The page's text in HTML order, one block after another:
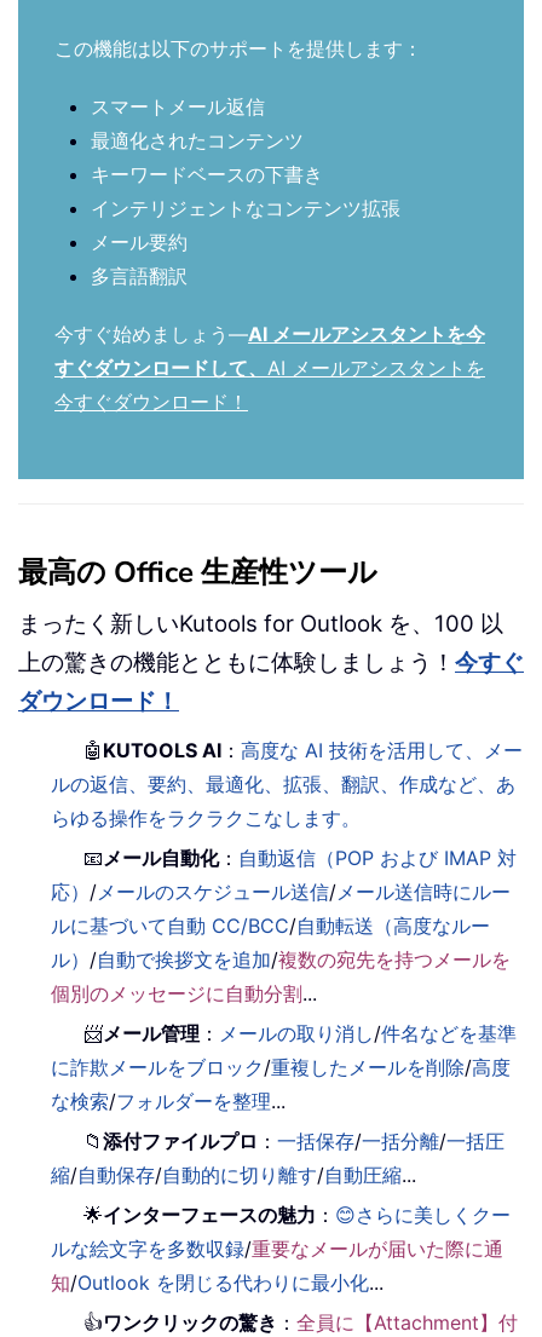
この機能は以下のサポートを提供します：
スマートメール返信
最適化されたコンテンツ
キーワードベースの下書き
インテリジェントなコンテンツ拡張
メール要約
多言語翻訳
今すぐ始めましょう—AI メールアシスタントを今
すぐダウンロードして、 AI メールアシスタントを
今すぐダウンロード！
最高の Office 生産性ツール
まったく新しいKutools for Outlook を、100 以
上の驚きの機能とともに体験しましょう！ 今すぐ
ダウンロード！
🤖 KUTOOLS AI ：高度な AI 技術を活用して、メー
ルの返信、要約、最適化、拡張、翻訳、作成など、あ
らゆる操作をラクラクこなします。
📧メール自動化： 自動返信（POP および IMAP 対
応） /メールのスケジュール送信/メール送信時にルー
ルに基づいて自動 CC/BCC/自動転送（高度なルー
ル） /自動で挨拶文を追加/複数の宛先を持つメールを
個別のメッセージに自動分割...
📨メール管理 ： メールの取り消し/件名などを基準
に詐欺メールをブロック/重複したメールを削除/高度
な検索/フォルダーを整理...
📁添付ファイルプロ ：一括保存/一括分離/一括圧
縮/自動保存/自動的に切り離す/自動圧縮...
🌟インターフェースの魅力 ： 😊さらに美しくクー
ルな絵文字を多数収録/重要なメールが届いた際に通
知/Outlook を閉じる代わりに最小化...
👍ワンクリックの驚き ：全員に【Attachment】付